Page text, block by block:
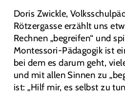
Doris Zwickle,
Rötzergasse erzählt uns
Rechnen „begreifen“ und
Montessori-Pädagogik ist
bei dem es darum geht,
und mit allen Sinnen zu
ist: „Hilf mir, es selbst zu